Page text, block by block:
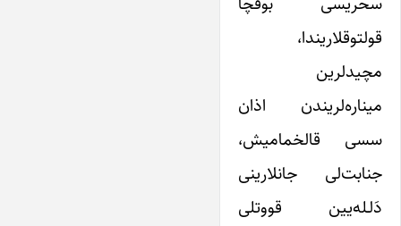
قولتوقلاریندا،
مچیدلرین
میناره‌لریندن اذان
سسی قالخمامیش،
جنابت‌لی جانلارینی
دَلـله‌یین قووتلی